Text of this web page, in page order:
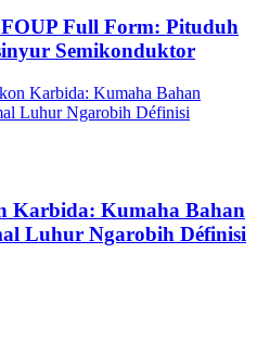
FOUP Full Form: Pituduh
Semikonduktor
Karbida: Kumaha Bahan
Luhur Ngarobih Définisi